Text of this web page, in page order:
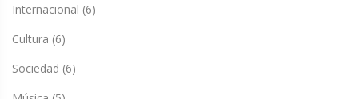
Internacional (6)
Cultura (6)
Sociedad (6)